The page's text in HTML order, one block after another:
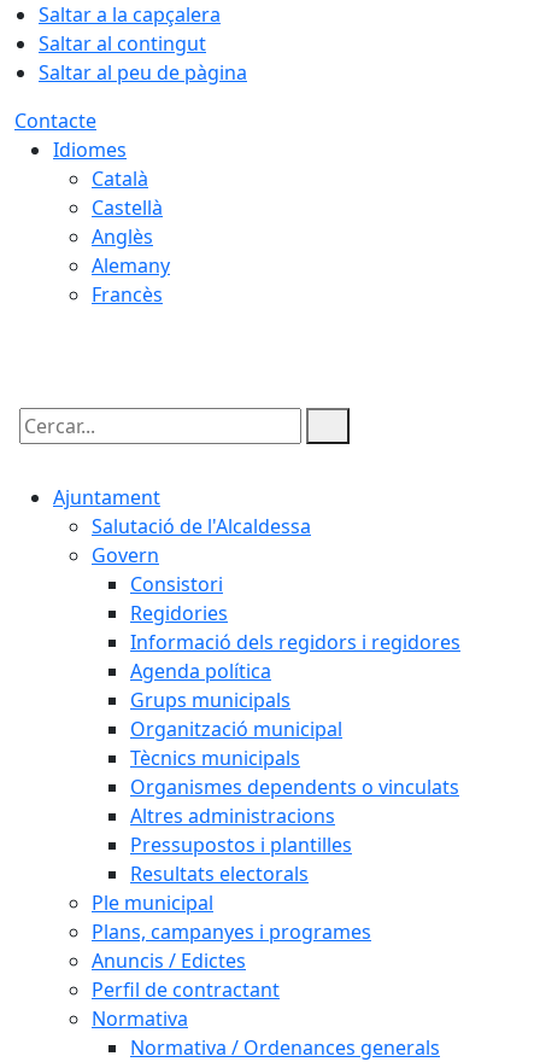
Saltar a la capçalera
Saltar al contingut
Saltar al peu de pàgina
Contacte
Idiomes
Català
Castellà
Anglès
Alemany
Francès
Cercar:
Ajuntament
Salutació de l'Alcaldessa
Govern
Consistori
Regidories
Informació dels regidors i regidores
Agenda política
Grups municipals
Organització municipal
Tècnics municipals
Organismes dependents o vinculats
Altres administracions
Pressupostos i plantilles
Resultats electorals
Ple municipal
Plans, campanyes i programes
Anuncis / Edictes
Perfil de contractant
Normativa
Normativa / Ordenances generals